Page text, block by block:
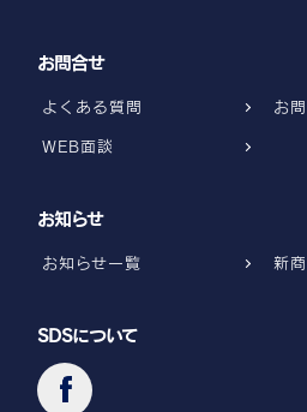
お問合せ
よくある質問 お
WEB面談
お知らせ
お知らせ一覧 新
SDSについて